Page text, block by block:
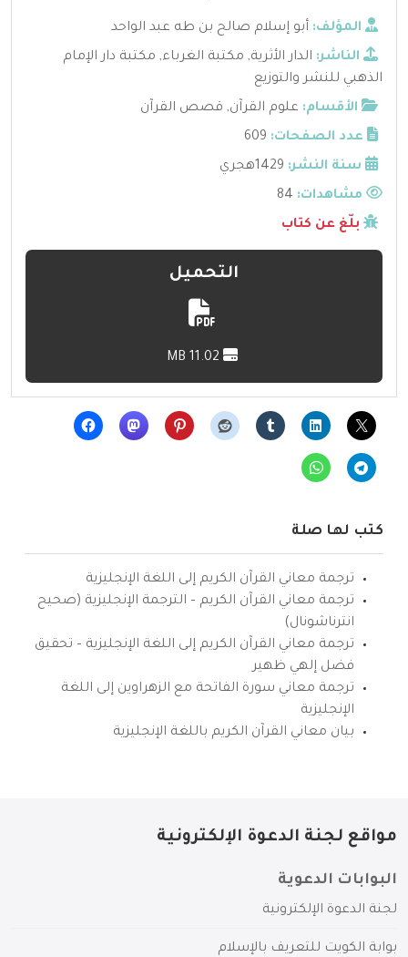
المؤلف: أبو إسلام صالح بن طه عبد الواحد
الناشر: الدار الأثرية, مكتبة الغرباء, مكتبة دار الإمام
الذهبي للنشر والتوزيع
الأقسام: علوم القرآن, قصص القرآن
عدد الصفحات: 609
سنة النشر: 1429هجري
مشاهدات:
بلّغ عن كتاب
التحميل
كتب لها صلة
ترجمة معاني القرآن الكريم إلى اللغة الإنجليزية
ترجمة معاني القرآن الكريم – الترجمة الإنجليزية (صحيح
انترناشونال)
ترجمة معاني القرآن الكريم إلى اللغة الإنجليزية – تحقيق
فضل إلهي ظهير
ترجمة معاني سورة الفاتحة مع الزهراوين إلى اللغة
الإنجليزية
بيان معاني القرآن الكريم باللغة الإنجليزية
مواقع لجنة الدعوة الإلكترونية
البوابات الدعوية
لجنة الدعوة الإلكترونية
بوابة الكويت للتعريف بالإسلام